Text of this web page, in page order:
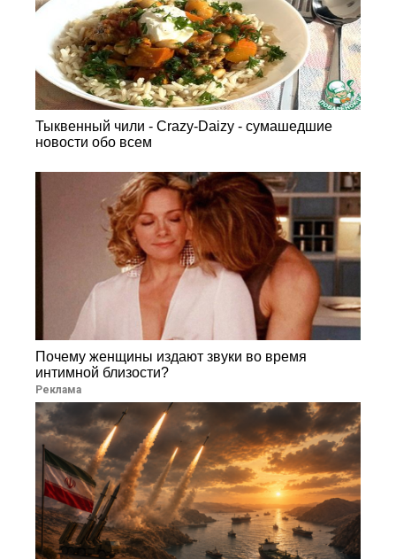
Тыквенный чили - Crazy-Daizy - сумашедшие
новости обо всем
Почему женщины издают звуки во время
интимной близости?
Реклама